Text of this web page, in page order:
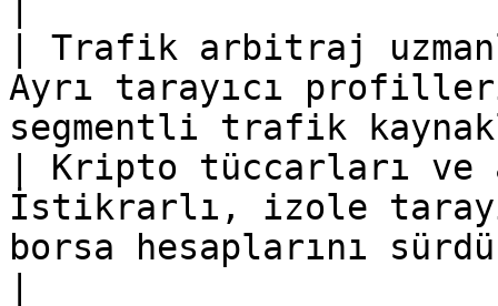
| Trafik arbitraj
Ayrı tarayıcı
segmentli trafik
| Kripto tüccarları
İstikrarlı, izole
borsa hesaplarını